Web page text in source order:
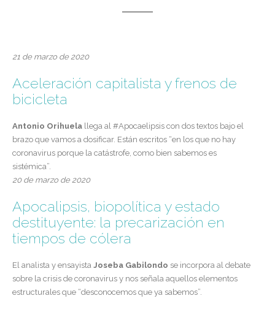
21 de marzo de 2020
Aceleración capitalista y frenos de
bicicleta
Antonio Orihuela llega al #Apocaelipsis con dos textos bajo el
brazo que vamos a dosificar. Están escritos “en los que no hay
coronavirus porque la catástrofe, como bien sabemos es
sistémica”.
20 de marzo de 2020
Apocalipsis, biopolítica y estado
destituyente: la precarización en
tiempos de cólera
El analista y ensayista Joseba Gabilondo se incorpora al debate
sobre la crisis de coronavirus y nos señala aquellos elementos
estructurales que “desconocemos que ya sabemos”.